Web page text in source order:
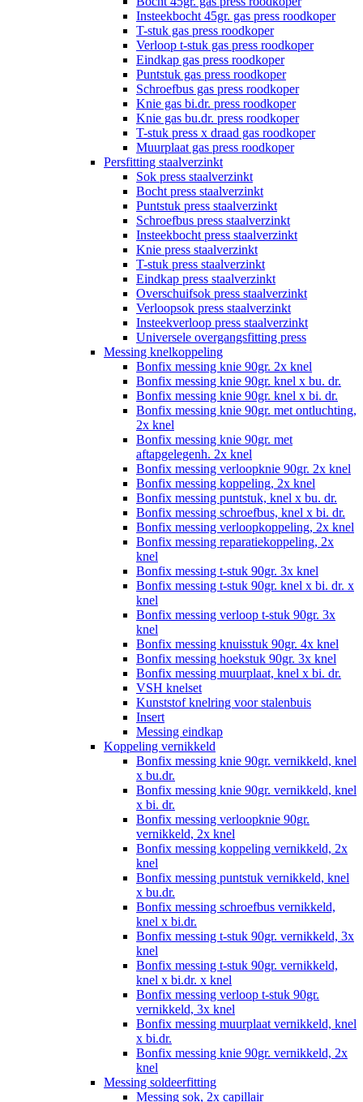
Insteekbocht 45gr. gas press roodkoper
T-stuk gas press roodkoper
Verloop t-stuk gas press roodkoper
Eindkap gas press roodkoper
Puntstuk gas press roodkoper
Schroefbus gas press roodkoper
Knie gas bi.dr. press roodkoper
Knie gas bu.dr. press roodkoper
T-stuk press x draad gas roodkoper
Muurplaat gas press roodkoper
Persfitting staalverzinkt
Sok press staalverzinkt
Bocht press staalverzinkt
Puntstuk press staalverzinkt
Schroefbus press staalverzinkt
Insteekbocht press staalverzinkt
Knie press staalverzinkt
T-stuk press staalverzinkt
Eindkap press staalverzinkt
Overschuifsok press staalverzinkt
Verloopsok press staalverzinkt
Insteekverloop press staalverzinkt
Universele overgangsfitting press
Messing knelkoppeling
Bonfix messing knie 90gr. 2x knel
Bonfix messing knie 90gr. knel x bu. dr.
Bonfix messing knie 90gr. knel x bi. dr.
Bonfix messing knie 90gr. met ontluchting,
2x knel
Bonfix messing knie 90gr. met
aftapgelegenh. 2x knel
Bonfix messing verloopknie 90gr. 2x knel
Bonfix messing koppeling, 2x knel
Bonfix messing puntstuk, knel x bu. dr.
Bonfix messing schroefbus, knel x bi. dr.
Bonfix messing verloopkoppeling, 2x knel
Bonfix messing reparatiekoppeling, 2x
knel
Bonfix messing t-stuk 90gr. 3x knel
Bonfix messing t-stuk 90gr. knel x bi. dr. x
knel
Bonfix messing verloop t-stuk 90gr. 3x
knel
Bonfix messing knuisstuk 90gr. 4x knel
Bonfix messing hoekstuk 90gr. 3x knel
Bonfix messing muurplaat, knel x bi. dr.
VSH knelset
Kunststof knelring voor stalenbuis
Insert
Messing eindkap
Koppeling vernikkeld
Bonfix messing knie 90gr. vernikkeld, knel
x bu.dr.
Bonfix messing knie 90gr. vernikkeld, knel
x bi. dr.
Bonfix messing verloopknie 90gr.
vernikkeld, 2x knel
Bonfix messing koppeling vernikkeld, 2x
knel
Bonfix messing puntstuk vernikkeld, knel
x bu.dr.
Bonfix messing schroefbus vernikkeld,
knel x bi.dr.
Bonfix messing t-stuk 90gr. vernikkeld, 3x
knel
Bonfix messing t-stuk 90gr. vernikkeld,
knel x bi.dr. x knel
Bonfix messing verloop t-stuk 90gr.
vernikkeld, 3x knel
Bonfix messing muurplaat vernikkeld, knel
x bi.dr.
Bonfix messing knie 90gr. vernikkeld, 2x
knel
Messing soldeerfitting
Messing sok, 2x capillair